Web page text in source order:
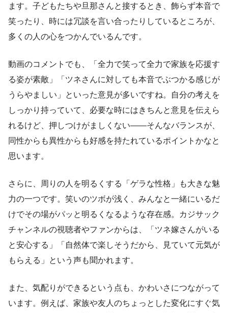
ます。子どもたちや旦那さんと接するとき、飾らず本音で
笑ったり、時には冗談を言い合ったりしているところが、
多くの人の心をつかんでいるんです。
動画のコメントでも、「全力で笑って全力で家族を応援す
る姿が素敵」「ツネさんに対しても本音でぶつかる感じが
うらやましい」といった意見が多いですね。自分の考えを
しっかり持っていて、必要な時にはきちんと意見を伝えら
れるけど、押しつけがましくない――そんなバランスが、
同性からも異性からも好感を持たれているポイントかなと
思います。
さらに、周りの人を明るくする「ゲラな性格」も大きな魅
力の一つです。笑いのツボが浅く、みんなと一緒にいるだ
けでその場がパッと明るくなるような存在感。カジサック
チャンネルの視聴者やファンからは、「ツネ嫁さんがいる
と安心する」「自然体で楽しそうだから、見ていて元気が
もらえる」という声も聞かれます。
また、気配りができるという点も、かわいさにつながって
います。例えば、家族や友人のちょっとした変化にすぐ気